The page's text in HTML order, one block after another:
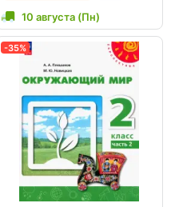
10 августа (Пн)
-35%